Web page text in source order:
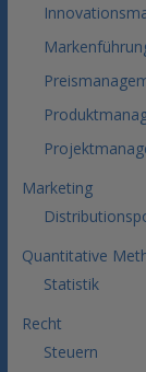
Marketing
Quantitative
Statistik
Recht
Steuern